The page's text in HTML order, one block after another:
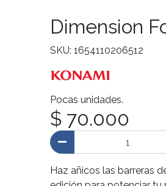
Dimension
SKU: 1654110206512
Pocas unidades.
$ 70.000
Haz añicos las barreras